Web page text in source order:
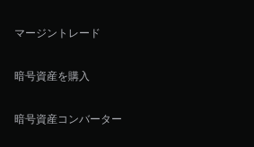
マージントレード
暗号資産を購入
暗号資産コンバーター